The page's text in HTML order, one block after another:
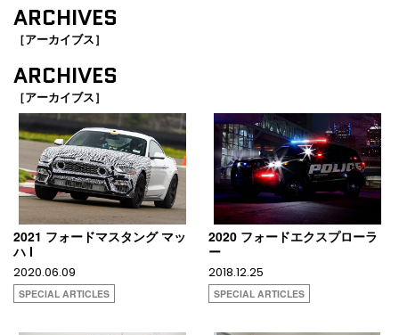
ARCHIVES
［アーカイブス］
ARCHIVES
［アーカイブス］
2021 フォードマスタング マッ
ハ I
2020.06.09
SPECIAL ARTICLES
2020 フォードエクスプローラ
ー
2018.12.25
SPECIAL ARTICLES